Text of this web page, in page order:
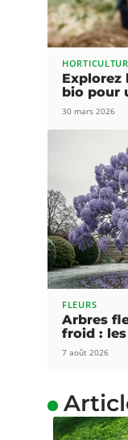
Explorez
bio pour
30 mars 2026
FLEURS
Arbres
froid :
7 août 2026